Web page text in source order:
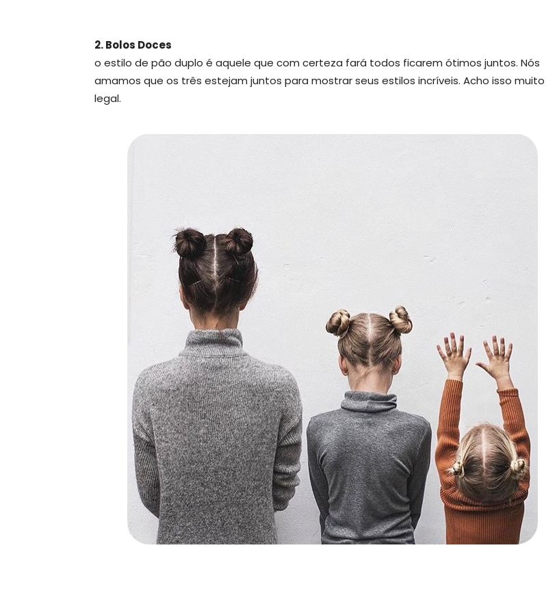
2. Bolos Doces
o estilo de pão duplo é aquele que com certeza fará todos ficarem ótimos juntos. Nós
amamos que os três estejam juntos para mostrar seus estilos incríveis. Acho isso muito
legal.